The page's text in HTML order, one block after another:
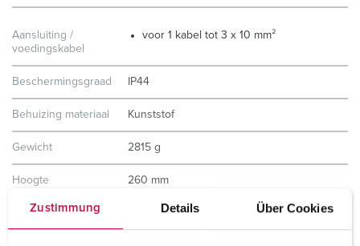
Zustimmung Details Über Cookies
Aansluiting /
voedingskabel
voor 1 kabel tot 3 x 10 mm²
Beschermingsgraad IP44
Behuizing materiaal Kunststof
Gewicht 2815 g
Hoogte 260 mm
Breedte 225 mm